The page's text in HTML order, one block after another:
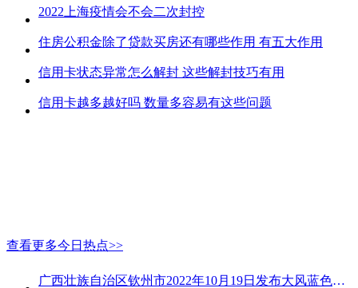
2022上海疫情会不会二次封控
住房公积金除了贷款买房还有哪些作用 有五大作用
信用卡状态异常怎么解封 这些解封技巧有用
信用卡越多越好吗 数量多容易有这些问题
查看更多今日热点>>
广西壮族自治区钦州市2022年10月19日发布大风蓝色预警